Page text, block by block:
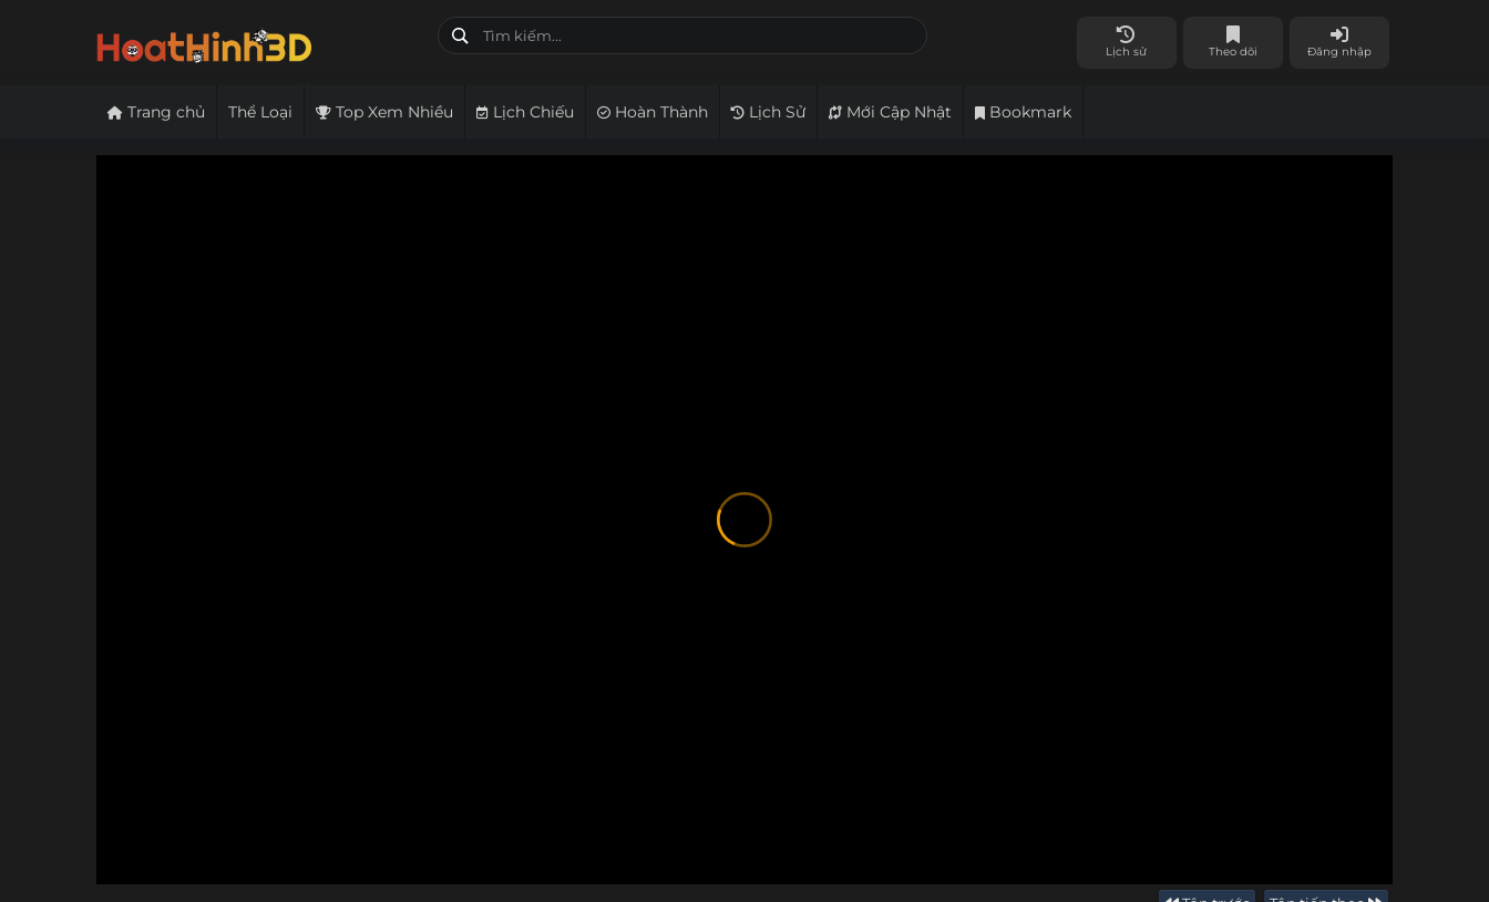
Lịch sử Theo dõi Đăng nhập
Trang chủ Thể Loại Top Xem Nhiều Lịch Chiếu Hoàn Thành Lịch Sử Mới Cập Nhật Bookmark